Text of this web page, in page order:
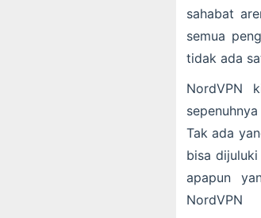
sahabat
semua
tidak ada
NordVPN
Tak ada
bisa
apapun
NordVPN